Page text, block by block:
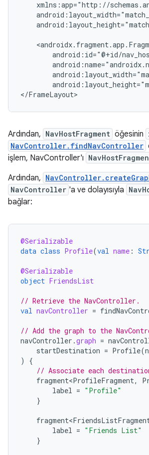
Ardından, NavHostFragment öğesinin
NavController.findNavController
işlem, NavController'ı
Ardından,
NavController 'a ve dolayısıyla
bağlar:
@Serializable
data class Profile(val name :
@Serializable
object FriendsList
// Retrieve the NavController.
val navController =
// Add the graph to the
navController .graph =
startDestination = Profile(
)
{
// Associate each
fragment<ProfileFragment,
label = "Profile"
}
label = "Friends List"
}